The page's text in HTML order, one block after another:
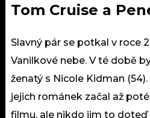
Tom Cruise a
Slavný pár se potkal v roce
Vanilkové nebe. V té době
ženatý s Nicole Kidman
jejich románek začal až
filmu, ale nikdo jim to doteď